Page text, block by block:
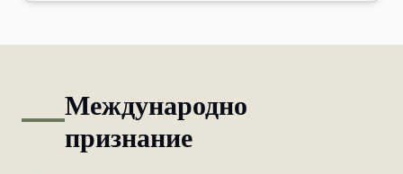
Международно
признание